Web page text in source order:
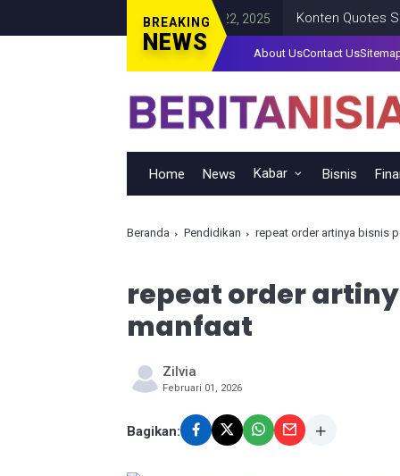
BREAKING
NEWS
DECEMBER 22, 2025 Konten Quotes Simpel
About UsContact Us
Home News Kabar Bisnis
Beranda Pendidikan repeat order artinya bisnis
repeat order
manfaat
Zilvia
Februari 01, 2026
Bagikan: